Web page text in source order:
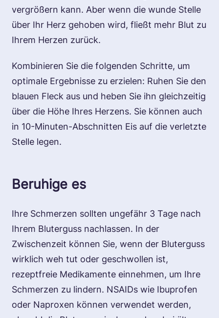
vergrößern kann. Aber wenn die wunde Stelle
über Ihr Herz gehoben wird, fließt mehr Blut zu
Ihrem Herzen zurück.
Kombinieren Sie die folgenden Schritte, um
optimale Ergebnisse zu erzielen: Ruhen Sie den
blauen Fleck aus und heben Sie ihn gleichzeitig
über die Höhe Ihres Herzens. Sie können auch
in 10-Minuten-Abschnitten Eis auf die verletzte
Stelle legen.
Beruhige es
Ihre Schmerzen sollten ungefähr 3 Tage nach
Ihrem Bluterguss nachlassen. In der
Zwischenzeit können Sie, wenn der Bluterguss
wirklich weh tut oder geschwollen ist,
rezeptfreie Medikamente einnehmen, um Ihre
Schmerzen zu lindern. NSAIDs wie Ibuprofen
oder Naproxen können verwendet werden,